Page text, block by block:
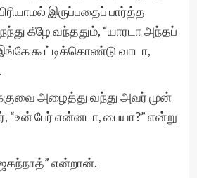
இருப்பதைப் பார்த்த
நந்து கீழே வந்ததும், “யாரடா அந்தப்
கூட்டிக்கொண்டு வாடா,
அழைத்து வந்து அவர் முன்
“உன் பேர் என்னடா, பையா?” என்று
என்றான்.